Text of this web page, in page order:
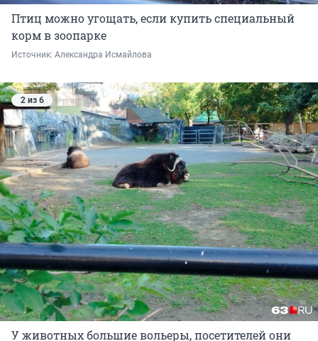
Птиц можно угощать, если купить специальный
корм в зоопарке
Источник: Александра Исмайлова
2 из 6
У животных большие вольеры, посетителей они